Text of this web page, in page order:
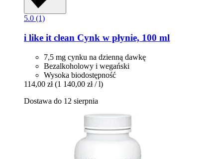
5.0 (1)
i like it clean Cynk w płynie, 100 ml
7,5 mg cynku na dzienną dawkę
Bezalkoholowy i wegański
Wysoka biodostępność
114,00 zł (1 140,00 zł / l)
Dostawa do 12 sierpnia